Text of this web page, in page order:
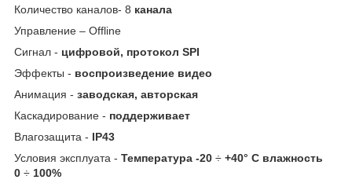
Количество каналов- 8 канала
Управление – Offline
Сигнал - цифровой, протокол SPI
Эффекты - воспроизведение видео
Анимация - заводская, авторская
Каскадирование - поддерживает
Влагозащита - IP43
Условия эксплуата - Температура -20 ÷ +40° C влажность
0 ÷ 100%